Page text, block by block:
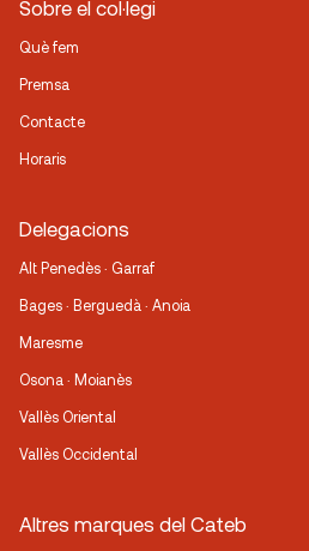
Sobre el col·legi
Què fem
Premsa
Contacte
Horaris
Delegacions
Alt Penedès · Garraf
Bages · Berguedà · Anoia
Maresme
Osona · Moianès
Vallès Oriental
Vallès Occidental
Altres marques del Cateb